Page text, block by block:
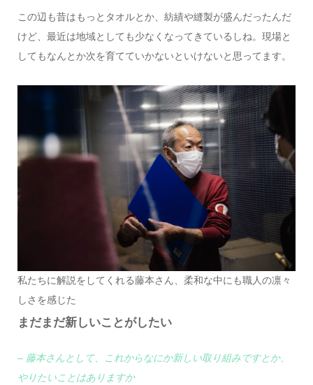
この辺も昔はもっとタオルとか、紡績や縫製が盛んだったんだ
けど、最近は地域としても少なくなってきているしね。現場と
してもなんとか次を育てていかないといけないと思ってます。
私たちに解説をしてくれる藤本さん、柔和な中にも職人の凛々
しさを感じた
まだまだ新しいことがしたい
– 藤本さんとして、これからなにか新しい取り組みですとか、
やりたいことはありますか